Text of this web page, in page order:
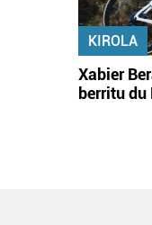
KIROLA
Xabier
berritu